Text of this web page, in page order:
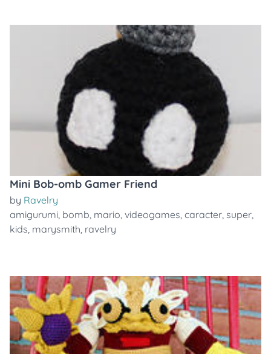
Mini Bob-omb Gamer Friend
by Ravelry
amigurumi, bomb, mario, videogames, caracter, super,
kids, marysmith, ravelry